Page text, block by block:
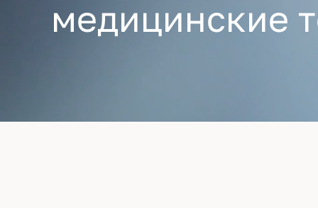
медицинские